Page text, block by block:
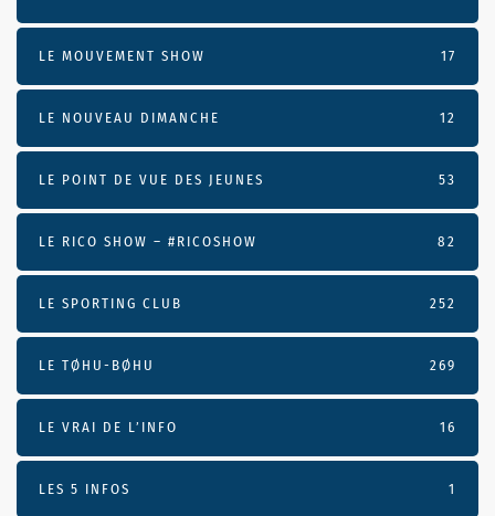
LE MOUVEMENT SHOW 17
LE NOUVEAU DIMANCHE 12
LE POINT DE VUE DES JEUNES 53
LE RICO SHOW – #RICOSHOW 82
LE SPORTING CLUB 252
LE TØHU-BØHU 269
LE VRAI DE L’INFO 16
LES 5 INFOS 1